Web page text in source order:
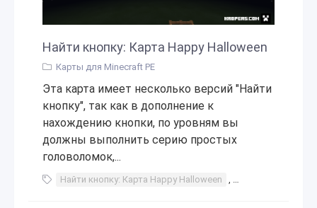
Найти кнопку: Карта Happy Halloween
Карты для Minecraft PE
Эта карта имеет несколько версий "Найти
кнопку", так как в дополнение к
нахождению кнопки, по уровням вы
должны выполнить серию простых
головоломок,...
Найти кнопку: Карта Happy Halloween , Найти